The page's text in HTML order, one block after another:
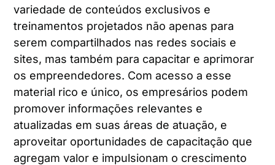
variedade de conteúdos exclusivos e
treinamentos projetados não apenas para
serem compartilhados nas redes sociais e
sites, mas também para capacitar e aprimorar
os empreendedores. Com acesso a esse
material rico e único, os empresários podem
promover informações relevantes e
atualizadas em suas áreas de atuação, e
aproveitar oportunidades de capacitação que
agregam valor e impulsionam o crescimento